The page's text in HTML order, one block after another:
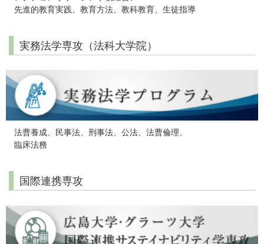
先進的教育実践、教育方法、教科教育、生徒指導
実務法学専攻（法科大学院）
法曹養成、民事法、刑事法、公法、法曹倫理、
臨床法務
国際連携専攻